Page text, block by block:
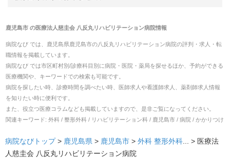
鹿児島市の医療法人慈圭会 八反丸リハビリテーション病院情報
病院なび では、 鹿児島県鹿児島市の八反丸リハビリテーション病院の評判・求人・転
職情報を掲載しています。
病院なび では市区町村別/診療科目別に病院・医院・薬局を探せるほか、予約ができる
医療機関や、キーワードでの検索も可能です。
病院を探したい時、診療時間を調べたい時、医師求人や看護師求人、薬剤師求人情報
を知りたい時に便利です。
また、役立つ医療コラムなども掲載していますので、是非ご覧になってください。
関連キーワード: 外科 / 整形外科 / リハビリテーション科 / 鹿児島市 / 病院 / かかりつけ
病院なびトップ > 鹿児島県 > 鹿児島市 > 外科 整形外科... > 医療法
人慈圭会 八反丸リハビリテーション病院